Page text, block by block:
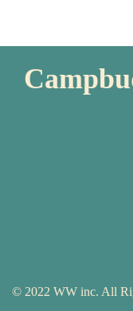
© 2022 WW inc. All